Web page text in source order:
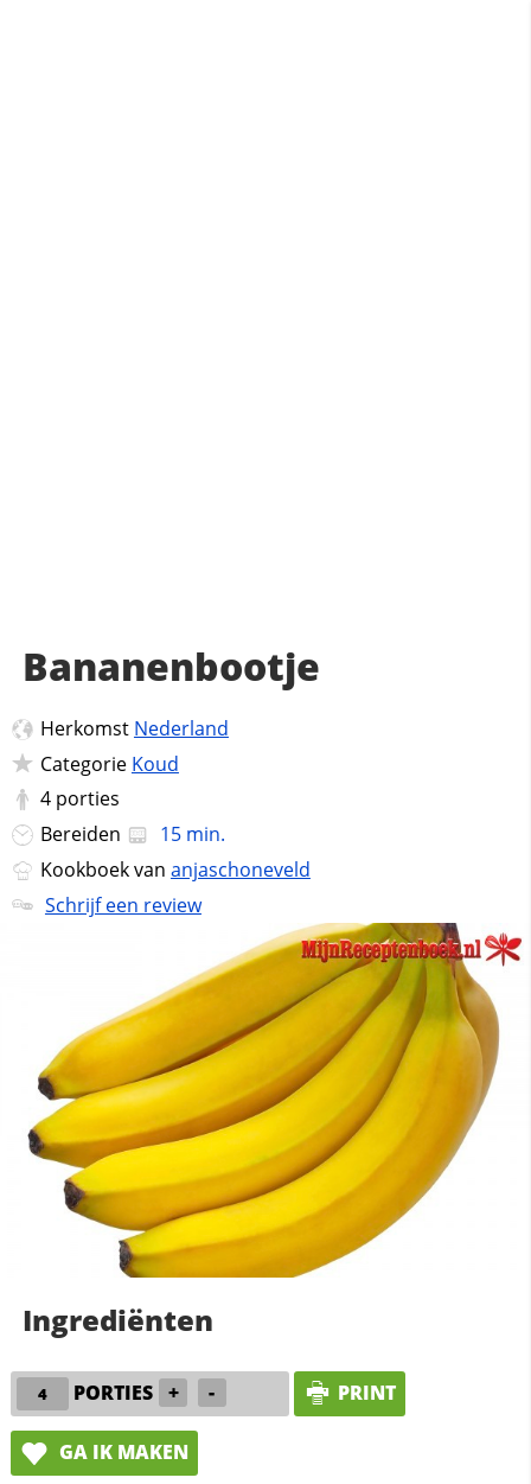
Bananenbootje
Herkomst Nederland
Categorie Koud
4 porties
Bereiden
15 min.
Kookboek van anjaschoneveld
Schrijf een review
Ingrediënten
PORTIES + - PRINT
GA IK MAKEN